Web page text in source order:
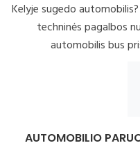
Kelyje sugedo
techninės pagalbos
automobilis bus
AUTOMOBILIO